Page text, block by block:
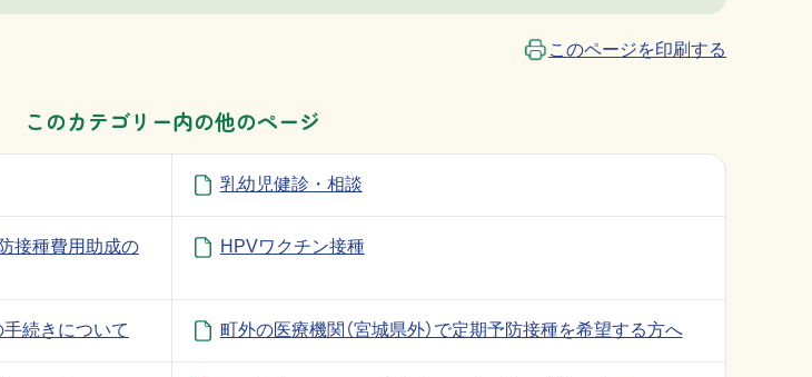
このページを印刷する
このカテゴリー内の他のページ
乳幼児健診・相談
接種費用助成の
HPVワクチン接種
続きについて 町外の医療機関（宮城県外）で定期予防接種を希望する方へ